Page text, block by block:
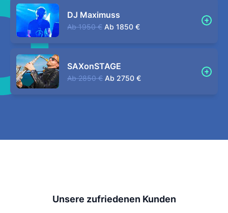
DJ Maximuss
Ab 1950 € Ab 1850 €
SAXonSTAGE
Ab 2850 € Ab 2750 €
Unsere zufriedenen Kunden